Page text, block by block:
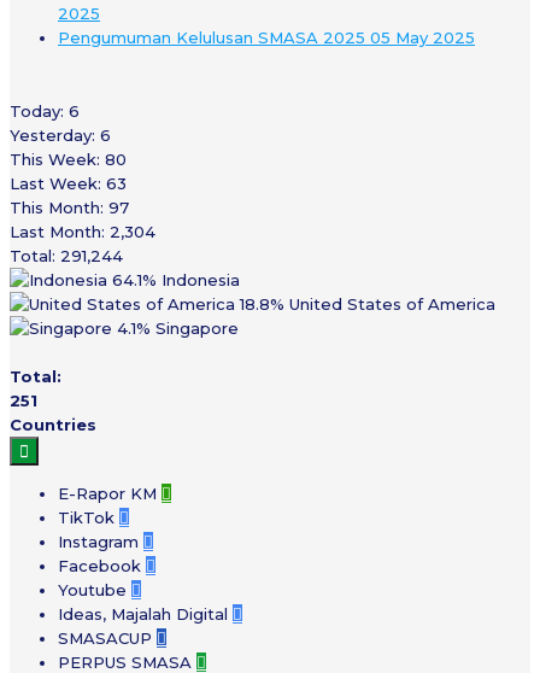
2025
Pengumuman Kelulusan SMASA 2025 05 May 2025
Today: 6
Yesterday: 6
This Week: 80
Last Week: 63
This Month: 97
Last Month: 2,304
Total: 291,244
64.1% Indonesia
18.8% United States of America
4.1% Singapore
Total:
251
Countries

E-Rapor KM 
TikTok 
Instagram 
Facebook 
Youtube 
Ideas, Majalah Digital 
SMASACUP 
PERPUS SMASA 